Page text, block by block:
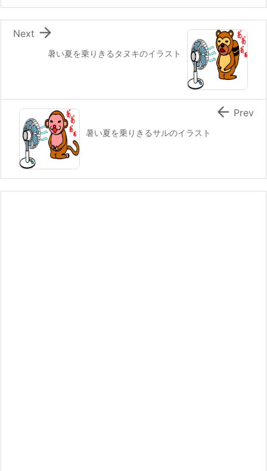
暑い夏を乗りきるタヌキのイラスト

Next
暑い夏を乗りきるサルのイラスト
 Prev